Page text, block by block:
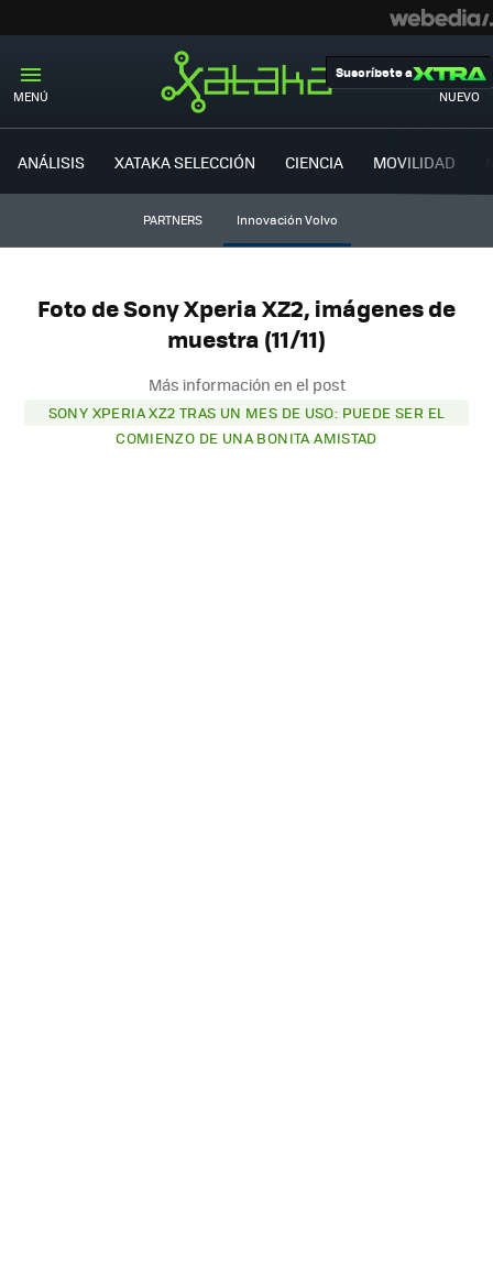
MENÚ NUEVO
Suscríbete a
ANÁLISIS XATAKA SELECCIÓN CIENCIA MOVILIDAD
PARTNERS Innovación Volvo
Foto de Sony Xperia XZ2, imágenes de
muestra (11/11)
Más información en el post
SONY XPERIA XZ2 TRAS UN MES DE USO: PUEDE SER EL
COMIENZO DE UNA BONITA AMISTAD